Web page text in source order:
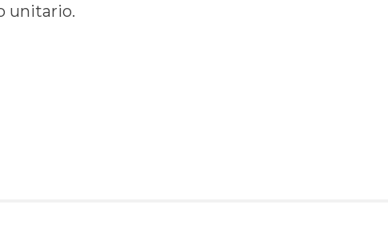
unitario.